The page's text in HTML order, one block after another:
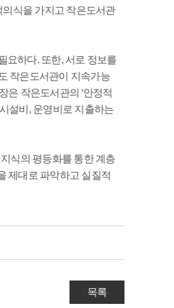
식을 가지고 작은도서관
요하다. 또한, 서로 정보를
작은도서관이 지속가능
은 작은도서관의 ‘안정적
설비, 운영비로 지출하는
식의 평등화를 통한 계층
제대로 파악하고 실질적
목록